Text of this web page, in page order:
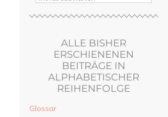
ALLE BISHER
ERSCHIENENEN
BEITRÄGE IN
ALPHABETISCHER
REIHENFOLGE
Glossar